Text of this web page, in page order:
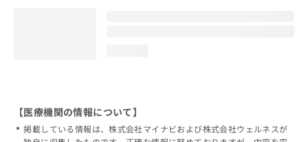
【医療機関の情報について】
掲載している情報は、株式会社マイナビおよび株式会社ウェルネスが